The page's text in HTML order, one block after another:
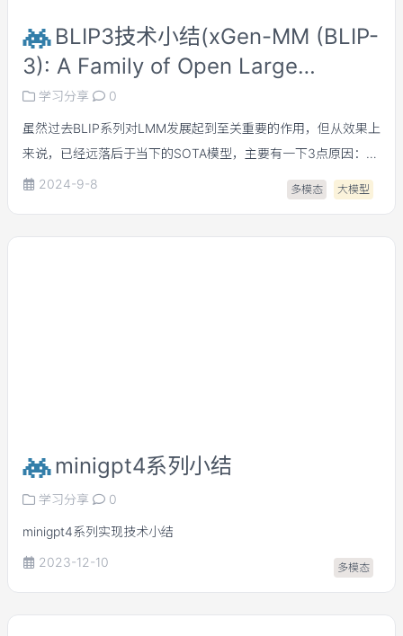
BLIP3技术小结(xGen-MM (BLIP-
3): A Family of Open Large
Multimodal Models)
学习分享 0
虽然过去BLIP系列对LMM发展起到至关重要的作用，但从效果上
来说，已经远落后于当下的SOTA模型，主要有一下3点原因：
1）数据上，训练数据数量少、质量不高、多样性不强。 2）训练
策略上，多个stage（`ITM`，`ITC`， `ITG`）训练流程冗长，
2024-9-8 多模态 大模型
minigpt4系列小结
学习分享 0
minigpt4系列实现技术小结
2023-12-10
多模态